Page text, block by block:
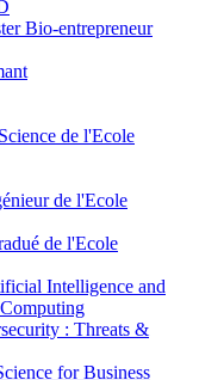
Bio-entrepreneur
de l'Ecole
de l'Ecole
de l'Ecole
Intelligence and
: Threats &
for Business